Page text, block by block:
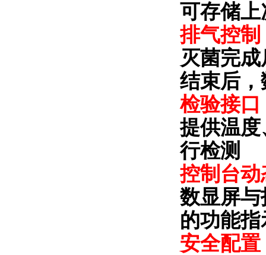
可存储
排气控制
灭菌完
结束后
检验接口
提供温
行检测
控制台动
数显屏
的功能指
安全配置